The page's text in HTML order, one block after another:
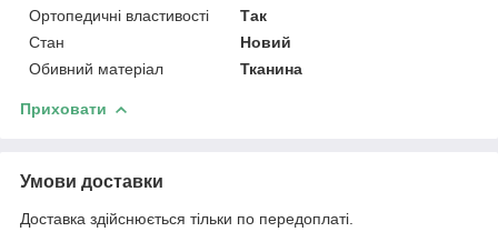
Ортопедичні властивості
Так
Стан
Новий
Обивний матеріал
Тканина
Приховати
Умови доставки
Доставка здійснюється тільки по передоплаті.